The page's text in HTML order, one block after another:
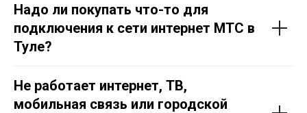
Надо ли покупать что-то для
подключения к сети интернет МТС в
Туле?
Не работает интернет, ТВ,
мобильная связь или городской